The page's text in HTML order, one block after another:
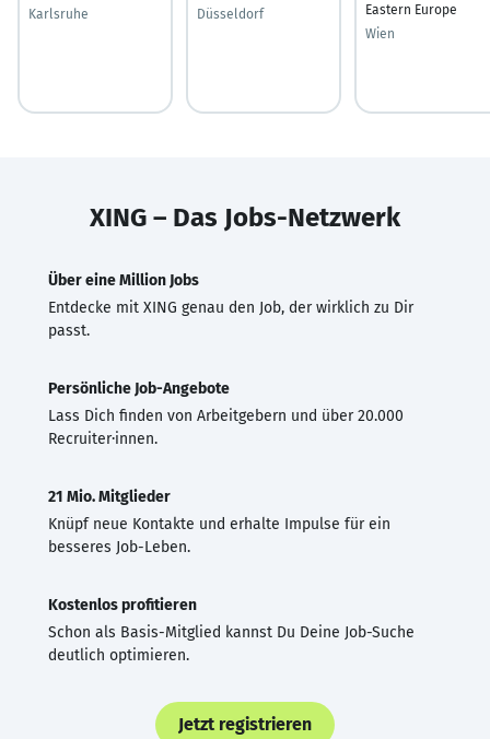
Karlsruhe
Düsseldorf
Eastern Europe
Wien
XING – Das Jobs-Netzwerk
Über eine Million Jobs
Entdecke mit XING genau den Job, der wirklich zu Dir
passt.
Persönliche Job-Angebote
Lass Dich finden von Arbeitgebern und über 20.000
Recruiter·innen.
21 Mio. Mitglieder
Knüpf neue Kontakte und erhalte Impulse für ein
besseres Job-Leben.
Kostenlos profitieren
Schon als Basis-Mitglied kannst Du Deine Job-Suche
deutlich optimieren.
Jetzt registrieren